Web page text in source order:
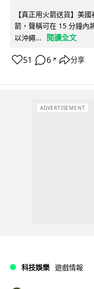
【真正用火箭送貨】美
箭，聲稱可在 15 分鐘內
以沖繩...
閱讀全文
51 6 ↗ 分享
ADVERTISEMENT
科技娛樂 遊戲情報